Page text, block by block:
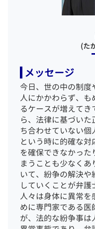
債務整理 弁護士 相
債務整理 弁護士
債務整理 弁護士
(た
メッセージ
今日、世の中の制
人にかかわらず、
るケースが増えて
ら、法律に基づい
ち合わせていない個
という時に的確な
を確保できなかっ
まうことも少なくあ
いて、紛争の解決
していくことが弁護
人々は身体に異常
めに専門家である
が、法的な紛争事は